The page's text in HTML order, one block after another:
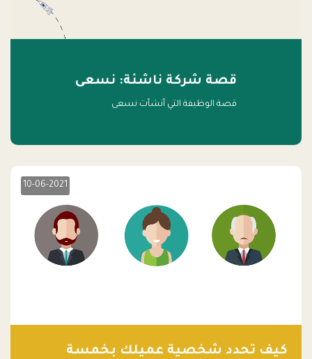
قصة شركة ناشئة: نسعى
قصة الوظيفة التي أنشأت نسعى
10-06-2021
كيف تحدد شخصية عميلك بخمسة